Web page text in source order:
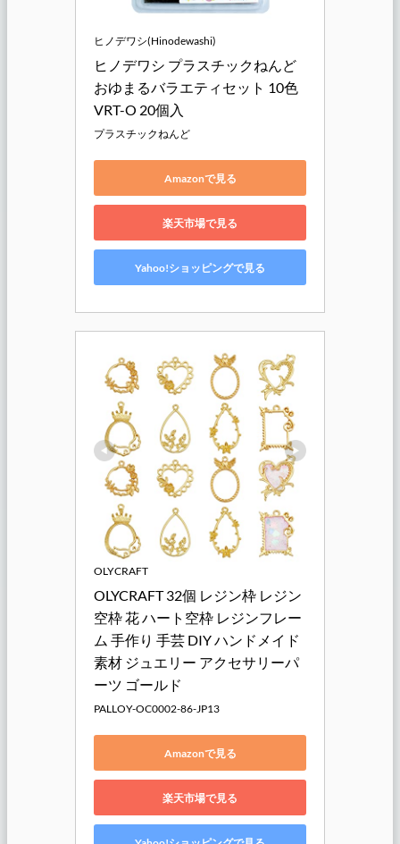
ヒノデワシ(Hinodewashi)
ヒノデワシ プラスチックねんど
おゆまるバラエティセット 10色
VRT-O 20個入
プラスチックねんど
Amazonで見る
楽天市場で見る
Yahoo!ショッピングで見る
OLYCRAFT
OLYCRAFT 32個 レジン枠 レジン
空枠 花 ハート空枠 レジンフレー
ム 手作り 手芸 DIY ハンドメイド
素材 ジュエリー アクセサリーパ
ーツ ゴールド
PALLOY-OC0002-86-JP13
Amazonで見る
楽天市場で見る